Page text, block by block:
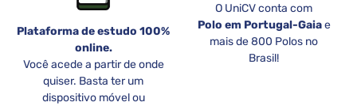
Plataforma de estudo 100%
online.
Você acede a partir de onde
quiser. Basta ter um
dispositivo móvel ou
O UniCV conta com
Polo em Portugal-Gaiae
mais de 800 Polos no
Brasil!